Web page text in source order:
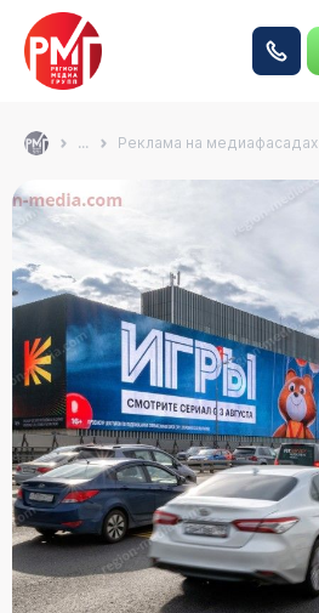
... Реклама на медиафасадах